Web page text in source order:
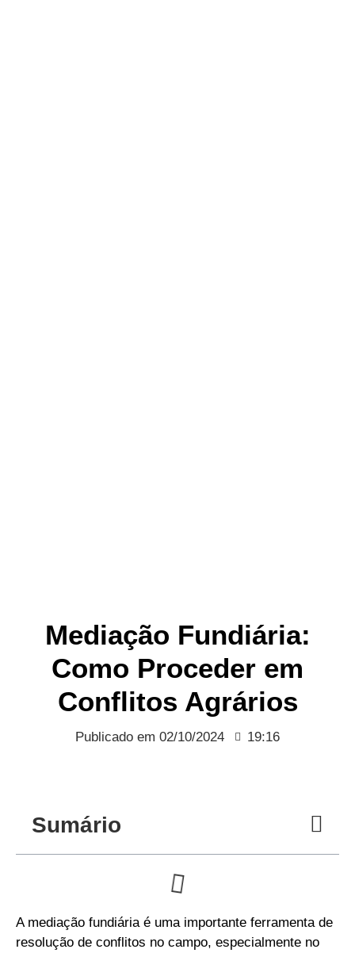
Mediação Fundiária:
Como Proceder em
Conflitos Agrários
Publicado em 02/10/2024 19:16
Sumário
A mediação fundiária é uma importante ferramenta de
resolução de conflitos no campo, especialmente no